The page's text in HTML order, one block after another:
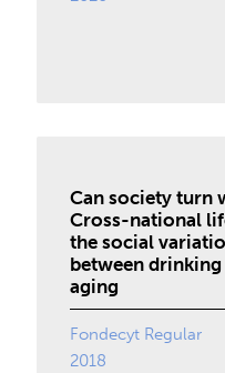
Can society turn
Cross-national
the social
between
aging
Fondecyt Regular
2018